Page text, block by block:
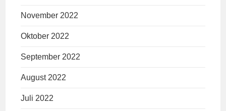
November 2022
Oktober 2022
September 2022
August 2022
Juli 2022